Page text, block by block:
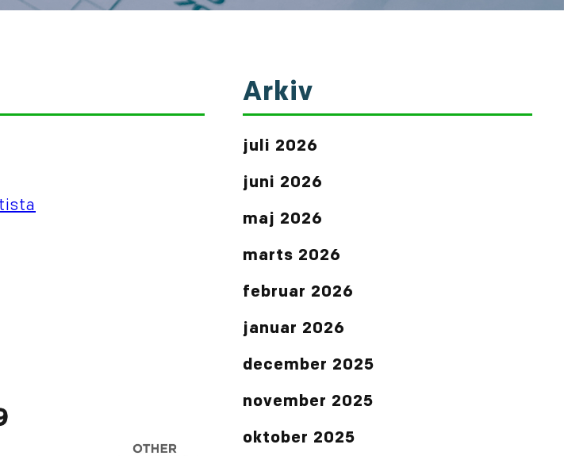
Arkiv
juli 2026
juni 2026
maj 2026
marts 2026
februar 2026
januar 2026
december 2025
november 2025
oktober 2025